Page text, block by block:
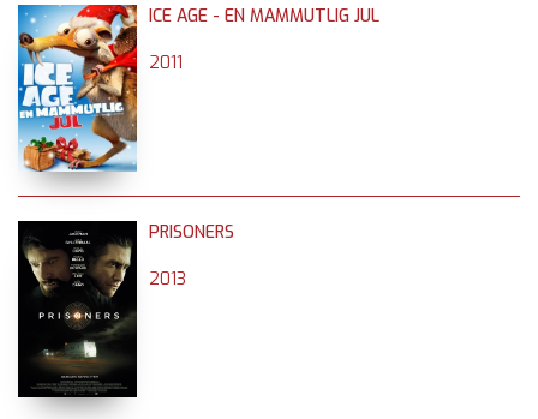
ICE AGE - EN MAMMUTLIG JUL
2011
PRISONERS
2013